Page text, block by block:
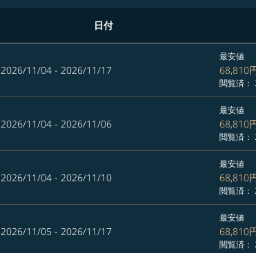
日付
2026/11/04 - 2026/11/17
最安値
68,810
閲覧済：
2026/11/04 - 2026/11/06
最安値
68,810
閲覧済：
2026/11/04 - 2026/11/10
最安値
68,810
閲覧済：
2026/11/05 - 2026/11/17
最安値
68,810
閲覧済：